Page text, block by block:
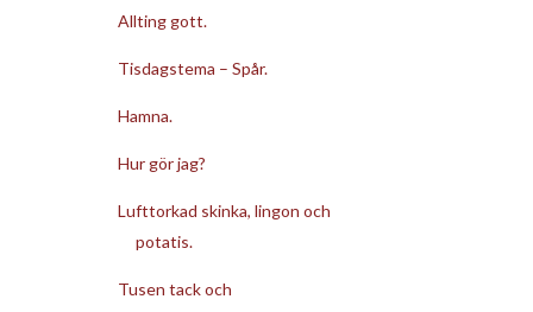
Allting gott.
Tisdagstema – Spår.
Hamna.
Hur gör jag?
Lufttorkad skinka, lingon och
potatis.
Tusen tack och